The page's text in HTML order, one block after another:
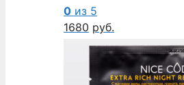
0 из 5
1680 руб.